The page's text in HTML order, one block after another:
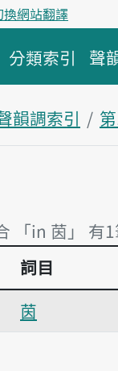
換網站翻譯
分類索引 聲
韻調索引
「in 茵」 有
「in 茵」 有1筆
詞目
茵